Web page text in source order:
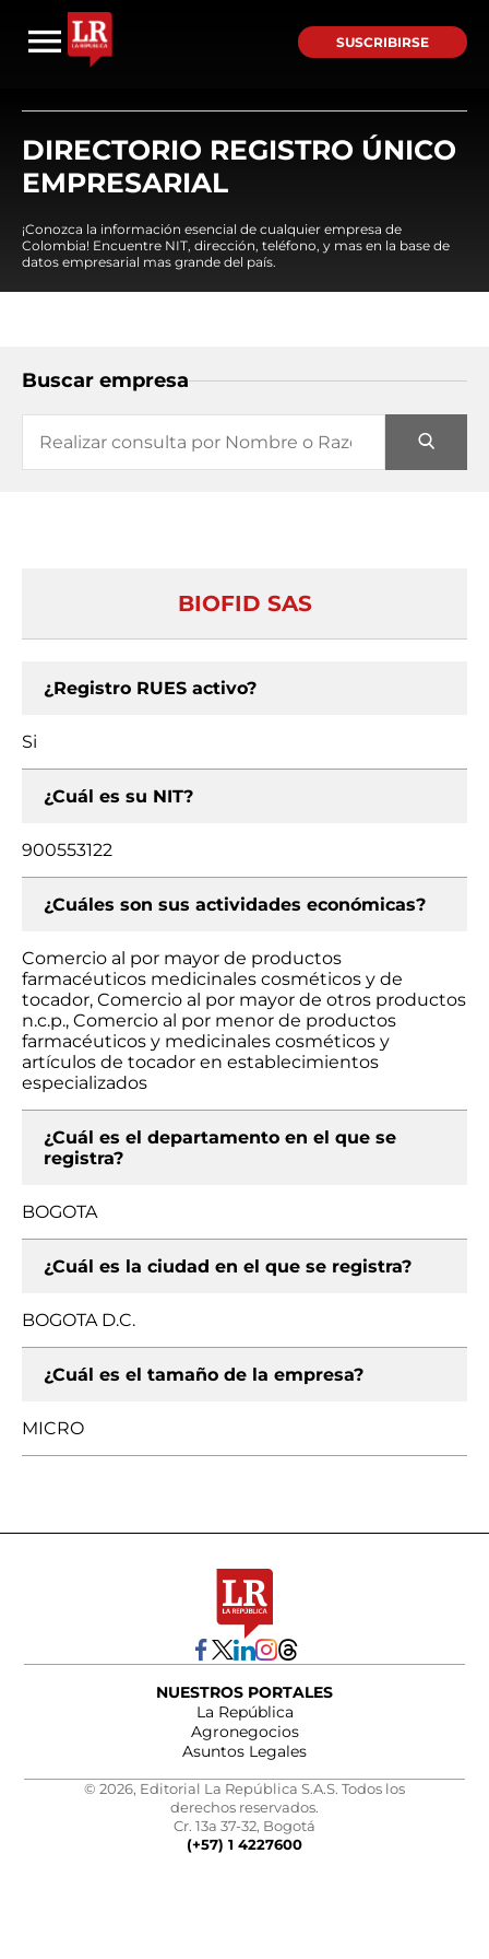
SUSCRIBIRSE
DIRECTORIO REGISTRO ÚNICO
EMPRESARIAL
¡Conozca la información esencial de cualquier empresa de
Colombia! Encuentre NIT, dirección, teléfono, y mas en la base de
datos empresarial mas grande del país.
Buscar empresa
BIOFID SAS
¿Registro RUES activo?
Si
¿Cuál es su NIT?
900553122
¿Cuáles son sus actividades económicas?
Comercio al por mayor de productos
farmacéuticos medicinales cosméticos y de
tocador, Comercio al por mayor de otros productos
n.c.p., Comercio al por menor de productos
farmacéuticos y medicinales cosméticos y
artículos de tocador en establecimientos
especializados
¿Cuál es el departamento en el que se
registra?
BOGOTA
¿Cuál es la ciudad en el que se registra?
BOGOTA D.C.
¿Cuál es el tamaño de la empresa?
MICRO
NUESTROS PORTALES
La República
Agronegocios
Asuntos Legales
© 2026, Editorial La República S.A.S. Todos los
derechos reservados.
Cr. 13a 37-32, Bogotá
(+57) 1 4227600